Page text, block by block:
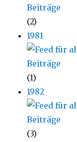
(2)
1981
(1)
1982
(3)